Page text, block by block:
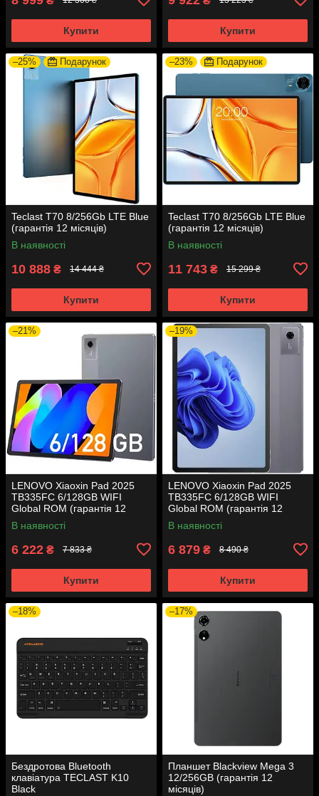
Купити Купити
–25% Подарунок
Teclast T70 8/256Gb LTE Blue
(гарантія 12 місяців)
В наявності
10 888 ₴ 14 444 ₴
Купити
–23% Подарунок
Teclast T70 8/256Gb LTE Blue
(гарантія 12 місяців)
В наявності
11 743 ₴ 15 299 ₴
Купити
–21%
LENOVO Xiaoxin Pad 2025
TB335FC 6/128GB WIFI
Global ROM (гарантія 12
місяців)
В наявності
6 222 ₴ 7 833 ₴
Купити
–19%
LENOVO Xiaoxin Pad 2025
TB335FC 6/128GB WIFI
Global ROM (гарантія 12
місяців)
В наявності
6 879 ₴ 8 490 ₴
Купити
–18%
Бездротова Bluetooth
клавіатура TECLAST K10
Black
–17%
Планшет Blackview Mega 3
12/256GB (гарантія 12
місяців)